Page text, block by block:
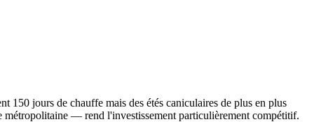
150 jours de chauffe mais des étés caniculaires de plus en plus
métropolitaine — rend l'investissement particulièrement compétitif.